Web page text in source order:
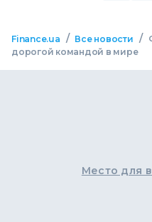
Finance.ua / Все новости /
дорогой командой в мире
Место для